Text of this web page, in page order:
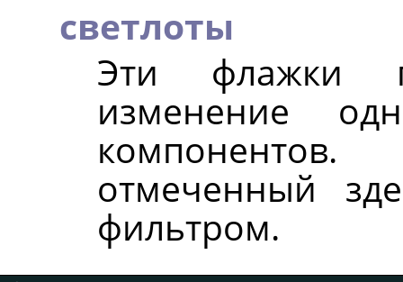
светлоты
Эти флажки
изменение
отмеченный
фильтром.